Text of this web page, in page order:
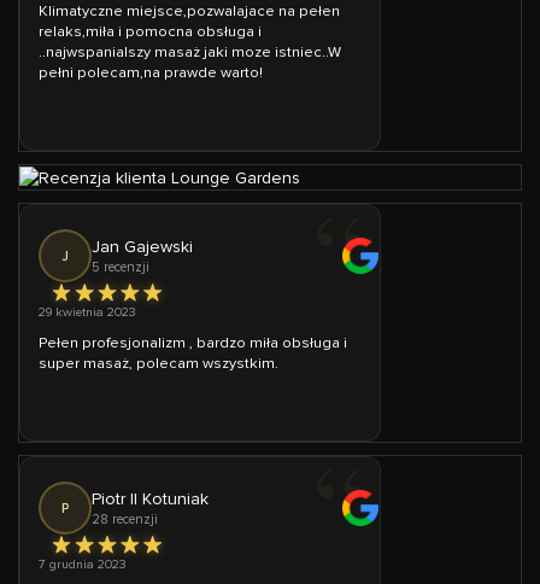
Klimatyczne miejsce,pozwalajace na pełen
relaks,miła i pomocna obsługa i
..najwspanialszy masaż jaki moze istniec..W
pełni polecam,na prawde warto!
J Jan Gajewski
5 recenzji
29 kwietnia 2023
Pełen profesjonalizm , bardzo miła obsługa i
super masaż, polecam wszystkim.
P Piotr II Kotuniak
28 recenzji
7 grudnia 2023